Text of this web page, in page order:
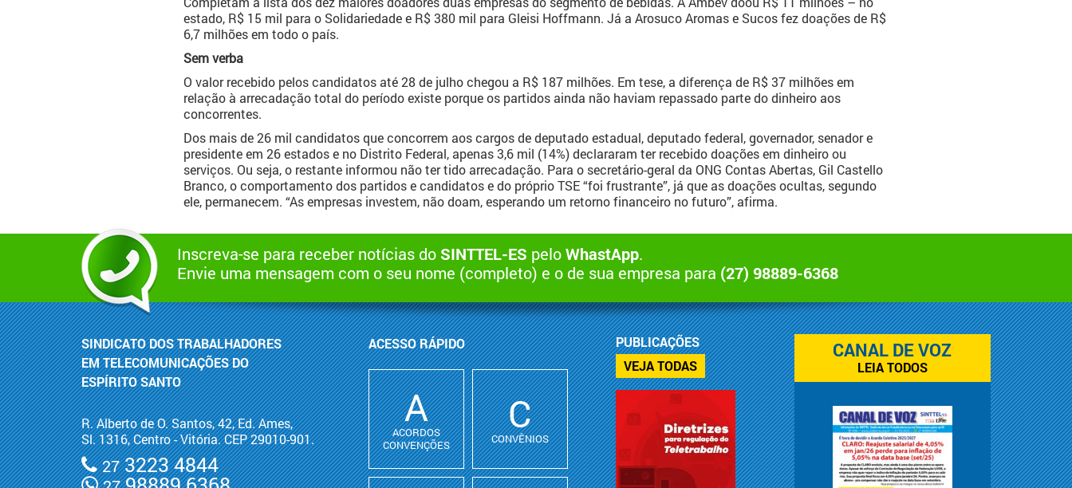
estado, R$ 15 mil para o Solidariedade e R$ 380 mil para Gleisi Hoffmann. Já a Arosuco Aromas e Sucos fez doações de R$
6,7 milhões em todo o país.
Sem verba
O valor recebido pelos candidatos até 28 de julho chegou a R$ 187 milhões. Em tese, a diferença de R$ 37 milhões em
relação à arrecadação total do período existe porque os partidos ainda não haviam repassado parte do dinheiro aos
concorrentes.
Dos mais de 26 mil candidatos que concorrem aos cargos de deputado estadual, deputado federal, governador, senador e
presidente em 26 estados e no Distrito Federal, apenas 3,6 mil (14%) declararam ter recebido doações em dinheiro ou
serviços. Ou seja, o restante informou não ter tido arrecadação. Para o secretário-geral da ONG Contas Abertas, Gil Castello
Branco, o comportamento dos partidos e candidatos e do próprio TSE “foi frustrante”, já que as doações ocultas, segundo
ele, permanecem. “As empresas investem, não doam, esperando um retorno financeiro no futuro”, afirma.
Inscreva-se para receber notícias do SINTTEL-ES peloWhastApp.
Envie uma mensagem com o seu nome (completo) e o de sua empresa para (27) 98889-6368
SINDICATO DOS TRABALHADORES
EM TELECOMUNICAÇÕES DO
ESPÍRITO SANTO
R. Alberto de O. Santos, 42, Ed. Ames,
Sl. 1316, Centro - Vitória. CEP 29010-901.
273223 4844
ACESSO RÁPIDO
A
ACORDOS
CONVENÇÕES
C
CONVÊNIOS
PUBLICAÇÕES
VEJA TODAS
CANAL DE VOZ
LEIA TODOS